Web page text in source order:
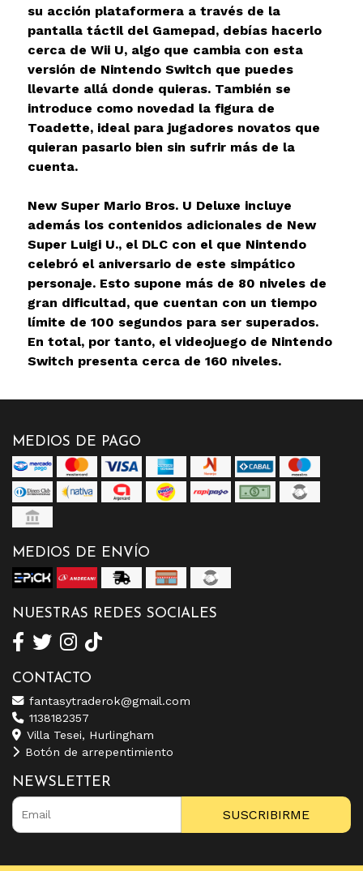
su acción plataformera a través de la
pantalla táctil del Gamepad, debías hacerlo
cerca de Wii U, algo que cambia con esta
versión de Nintendo Switch que puedes
llevarte allá donde quieras. También se
introduce como novedad la figura de
Toadette, ideal para jugadores novatos que
quieran pasarlo bien sin sufrir más de la
cuenta.
New Super Mario Bros. U Deluxe incluye
además los contenidos adicionales de New
Super Luigi U., el DLC con el que Nintendo
celebró el aniversario de este simpático
personaje. Esto supone más de 80 niveles de
gran dificultad, que cuentan con un tiempo
límite de 100 segundos para ser superados.
En total, por tanto, el videojuego de Nintendo
Switch presenta cerca de 160 niveles.
MEDIOS DE PAGO
MEDIOS DE ENVÍO
NUESTRAS REDES SOCIALES
CONTACTO
fantasytraderok@gmail.com
1138182357
Villa Tesei, Hurlingham
Botón de arrepentimiento
NEWSLETTER
SUSCRIBIRME